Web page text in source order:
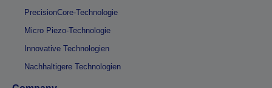
PrecisionCore-Technologie
Micro Piezo-Technologie
Innovative Technologien
Nachhaltigere Technologien